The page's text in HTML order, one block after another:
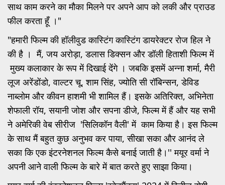
साथ काम करने का मौका मिलने पर अपने आप को लकी और प्राउड
फील करता हूँ ।"
"हमारी फिल्म की हॉलीवुड कास्टिंग कास्टिंग डायरेक्टर रोज हिल ने
की है । मैं, जय अरोड़ा, डलास डिक्सन और डॉली हिताशी फिल्म में
मुख्य कलाकार के रूप में दिखाई देंगे । जबकि इसमें अन्ना शर्मा, मैरी
लूज अरेंडोंडो, वाल्टर चू, शाम सिंह, ज्योति सी रॉबिन्सन, डेविड
नाब्लोम और कीवन हाशमी भी शामिल हैं। इसके अतिरिक्त, अभिनेता
शेफाली रॉय, सयानी जोश और सपना डीजे, फिल्म में हैं और यह सभी
ने अमेरिकी वेब सीरीज 'सिलिकॉन वैली' में काम किया है। इस फिल्म
के साथ मैं बहुत कुछ अनुभव कर पाया, सीखा सका और आनंद ले
सका कि एक इंटरनेशनल फिल्म कैसे बनाई जाती है।'' मयूर वर्मा ने
अपनी आने वाली फिल्म के बारे में बात करते हुए साझा किया।